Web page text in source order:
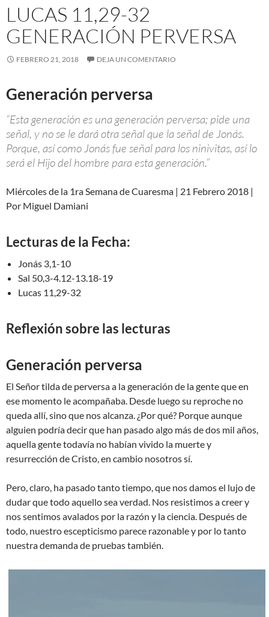
LUCAS 11,29-32
GENERACIÓN PERVERSA
FEBRERO 21, 2018 DEJA UN COMENTARIO
Generación perversa
“Esta generación es una generación perversa; pide una
señal, y no se le dará otra señal que la señal de Jonás.
Porque, así como Jonás fue señal para los ninivitas, así lo
será el Hijo del hombre para esta generación.”
Miércoles de la 1ra Semana de Cuaresma | 21 Febrero 2018 |
Por Miguel Damiani
Lecturas de la Fecha:
Jonás 3,1-10
Sal 50,3-4.12-13.18-19
Lucas 11,29-32
Reflexión sobre las lecturas
Generación perversa
El Señor tilda de perversa a la generación de la gente que en
ese momento le acompañaba. Desde luego su reproche no
queda allí, sino que nos alcanza. ¿Por qué? Porque aunque
alguien podría decir que han pasado algo más de dos mil años,
aquella gente todavía no habían vivido la muerte y
resurrección de Cristo, en cambio nosotros sí.
Pero, claro, ha pasado tanto tiempo, que nos damos el lujo de
dudar que todo aquello sea verdad. Nos resistimos a creer y
nos sentimos avalados por la razón y la ciencia. Después de
todo, nuestro escepticismo parece razonable y por lo tanto
nuestra demanda de pruebas también.